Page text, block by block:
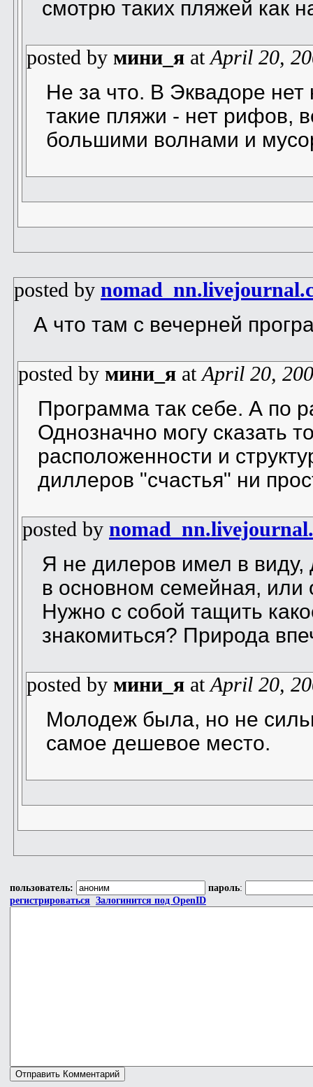
смотрю таких пляжей как
posted by мини_я atApril 20,
Не за что. В Эквадоре нет
такие пляжи - нет рифов,
большими волнами и
posted by
А что там с вечерней
posted by мини_я atApril 20,
Программа так себе. А по
Однозначно могу сказать
расположенности и
диллеров "счастья" ни
posted by
Я не дилеров имел в виду,
в основном семейная, или
Нужно с собой тащить
знакомиться? Природа
posted by мини_я atApril 20,
Молодеж была, но не
самое дешевое место.
пользователь: пароль:
регистрироваться Залогинится под OpenID